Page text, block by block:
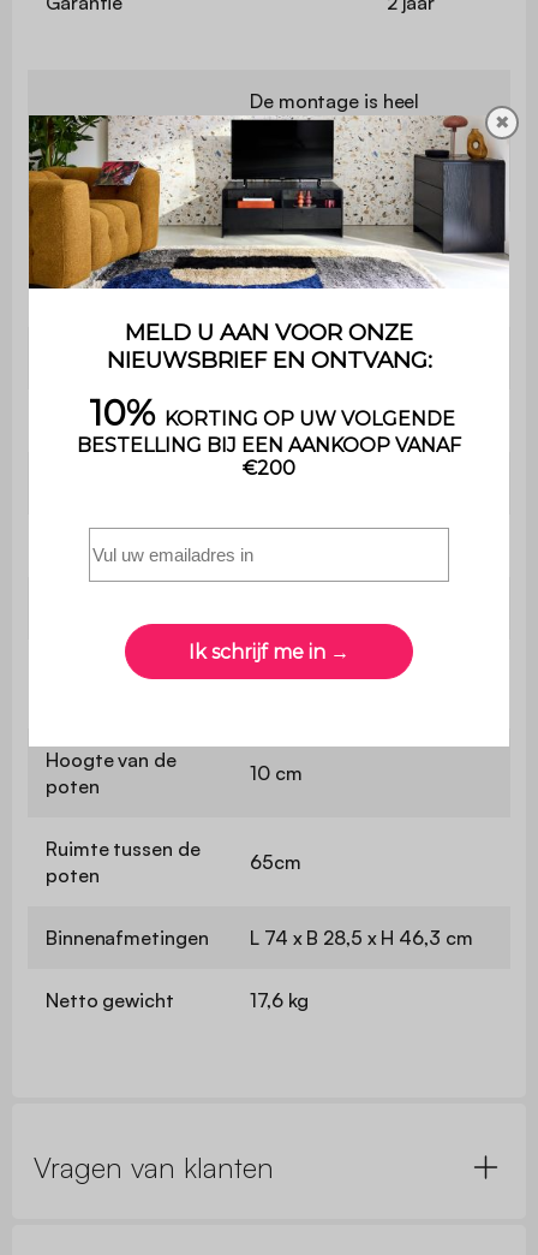
Montage
De montage is heel
eenvoudig , een
handleiding wordt
meegeleverd
Onderhoudsadvies
Regelmatig afstoffen,
vermijd schurende
middelen
Opbergruimte 2
Antislip Ja
L75 x B33 x H110 cm
Plankafmetingen
Afmetingen van
9,6 x 1 cm
Hoogte van de
poten
10 cm
Ruimte tussen de
poten
65cm
Binnenafmetingen L 74 x B 28,5 x H 46,3 cm
Netto gewicht 17,6 kg
Vragen van klanten
✖